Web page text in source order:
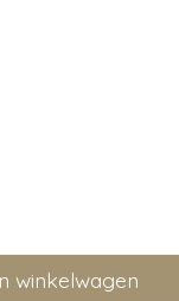
is
winkelwagen